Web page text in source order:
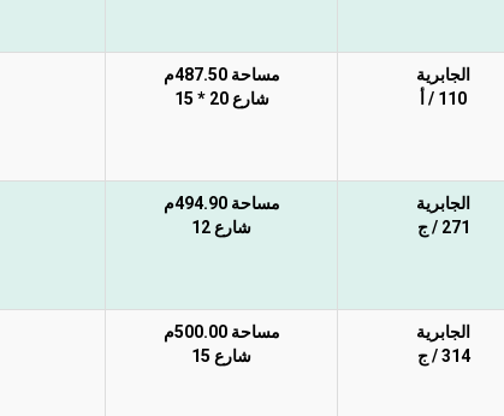
الجابرية
110 / أ
مساحة 487.50م
شارع 20 * 15
الجابرية
271 / ج
مساحة 494.90م
شارع 12
الجابرية
314 / ج
مساحة 500.00م
شارع 15